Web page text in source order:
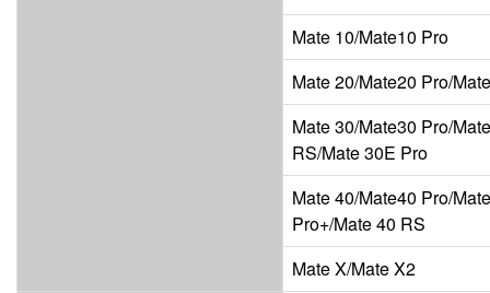
Mate 10/Mate10 Pro
Mate 20/Mate20 Pro/
Mate 30/Mate30 Pro/
RS/Mate 30E Pro
Mate 40/Mate40 Pro/
Pro+/Mate 40 RS
Mate X/Mate X2